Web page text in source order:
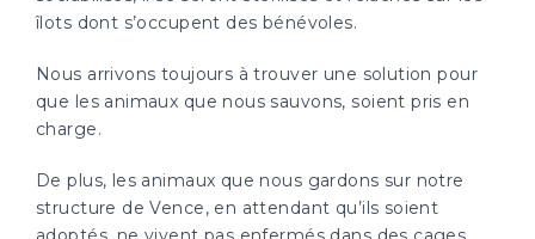
îlots dont s’occupent des bénévoles.
Nous arrivons toujours à trouver une solution pour
que les animaux que nous sauvons, soient pris en
charge.
De plus, les animaux que nous gardons sur notre
structure de Vence, en attendant qu’ils soient